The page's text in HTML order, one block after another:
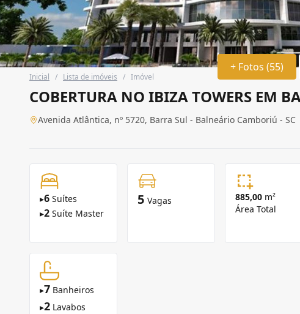
+ Fotos (55)
Inicial / Lista de imóveis / Imóvel
COBERTURA NO IBIZA TOWERS EM
Avenida Atlântica, nº 5720, Barra Sul - Balneário Camboriú - SC
▸6 Suítes
▸2 Suíte Master
5 Vagas 885,00 m²
Área Total
▸7 Banheiros
▸2 Lavabos